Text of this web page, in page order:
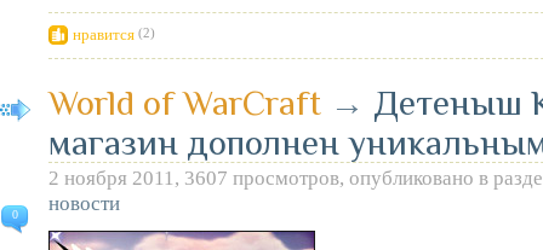
нравится (2)
0
World of WarCraft → Детеныш
магазин дополнен
2 ноября 2011, 3607 просмотров, опубликовано в
новости